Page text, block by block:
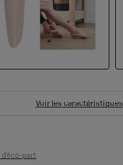
Voir les caractéristiques